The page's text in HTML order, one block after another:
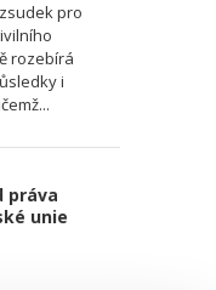
pro
rozebírá
i
práva
unie